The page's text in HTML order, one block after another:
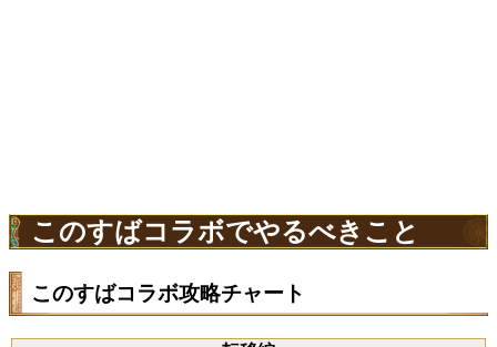
このすばコラボでやるべきこと
このすばコラボ攻略チャート